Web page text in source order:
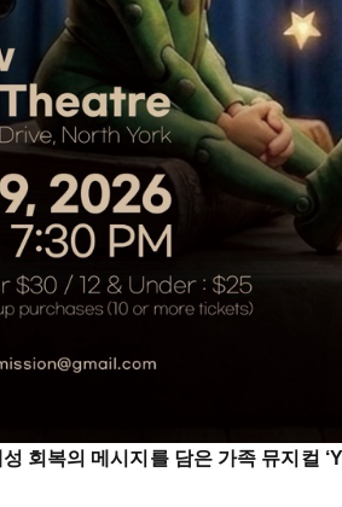
회복의 메시지를 담은 가족 뮤지컬